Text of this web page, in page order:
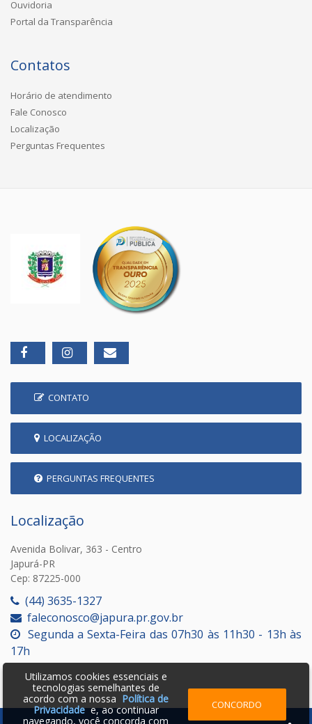
Ouvidoria
Portal da Transparência
Contatos
Horário de atendimento
Fale Conosco
Localização
Perguntas Frequentes
CONTATO
LOCALIZAÇÃO
PERGUNTAS FREQUENTES
Localização
Avenida Bolivar, 363 - Centro
Japurá-PR
Cep: 87225-000
(44) 3635-1327
faleconosco@japura.pr.gov.br
Segunda a Sexta-Feira das 07h30 às 11h30 - 13h às
17h
Utilizamos cookies essenciais e
tecnologias semelhantes de
acordo com a nossa Política de
Privacidadee, ao continuar
navegando, você concorda com
CONCORDO